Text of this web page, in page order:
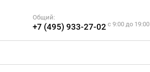
Общий:
+7 (495) 933-27-02 c 9:00 до 19:00